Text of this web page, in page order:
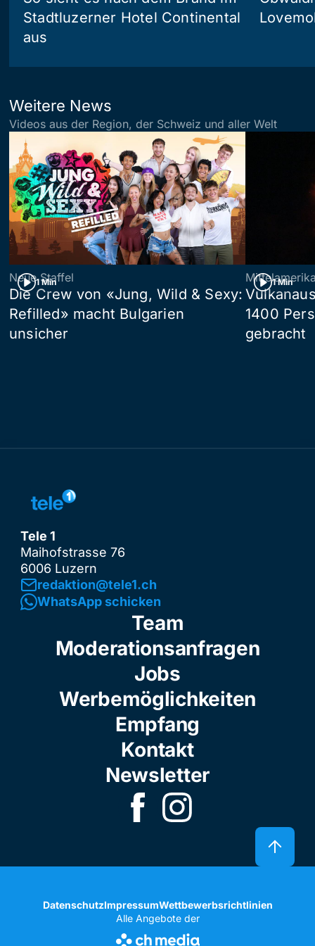
Stadtluzerner Hotel Continental
aus
Weitere News
Videos aus der Region, der Schweiz und aller Welt
1 Min
Neue Staffel
Die Crew von «Jung, Wild & Sexy:
Refilled» macht Bulgarien
unsicher
1 Min
1400
gebracht
Tele 1
Maihofstrasse 76
6006 Luzern
redaktion@tele1.ch
WhatsApp schicken
Team
Moderationsanfragen
Jobs
Werbemöglichkeiten
Empfang
Kontakt
Newsletter
DatenschutzImpressumWettbewerbsrichtlinien
Alle Angebote der